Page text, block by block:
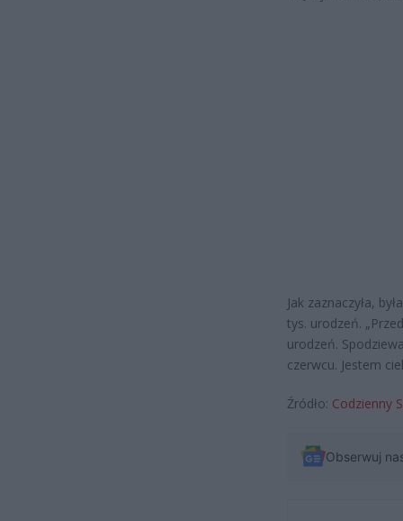
Jak zaznaczyła,
tys. urodzeń.
urodzeń.
czerwcu. Jestem
Źródło: Codzienny
Obserwuj